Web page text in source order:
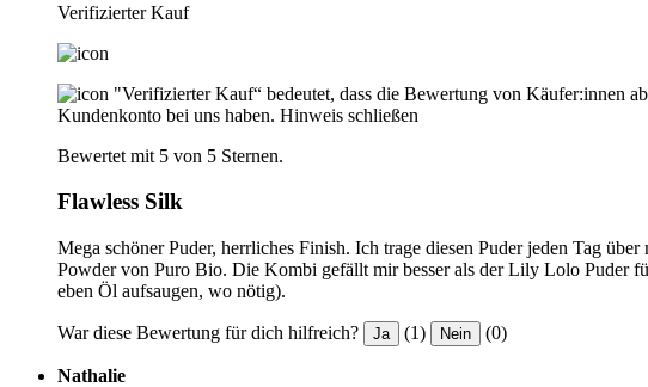
Verifizierter Kauf
"Verifizierter Kauf“ bedeutet, dass die Bewertung von Käufer:innen
Kundenkonto bei uns haben. Hinweis schließen
Bewertet mit 5 von 5 Sternen.
Flawless Silk
Mega schöner Puder, herrliches Finish. Ich trage diesen Puder jeden Tag
Powder von Puro Bio. Die Kombi gefällt mir besser als der Lily Lolo Puder
eben Öl aufsaugen, wo nötig).
War diese Bewertung für dich hilfreich? Ja (1) Nein (0)
Nathalie